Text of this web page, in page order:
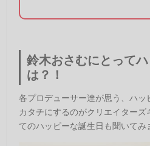
鈴木おさむにとって
は？！
各プロデューサー達が思う、ハッ
カタチにするのがクリエイター
てのハッピーな誕生日も聞いてみ